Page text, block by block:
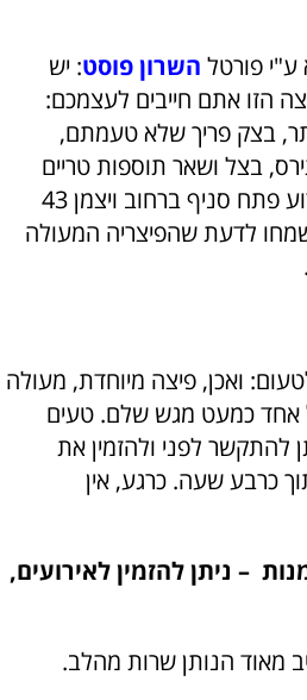
פורטל השרון פוסט: יש
הזו אתם חייבים לעצמכם:
בצק פריך שלא טעמתם,
בצל ושאר תוספות טריים
הידוע פתח סניף ברחוב ויצמן 43
לדעת שהפיצריה המעולה
ואכן, פיצה מיוחדת, מעולה
אחד כמעט מגש שלם. טעים
להתקשר לפני ולהזמין את
כרבע שעה. כרגע, אין
טל להזמנות – ניתן להזמין לאירועים,
מאוד הנותן שרות מהלב.